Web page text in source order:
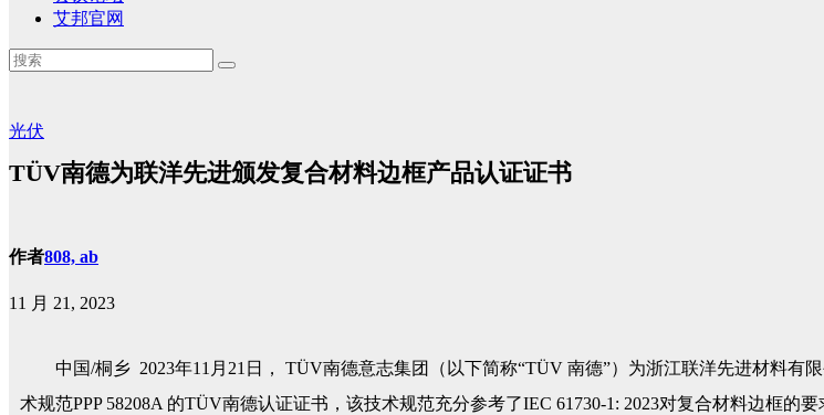
艾邦官网
光伏
TÜV南德为联洋先进颁发复合材料边框产品认证证书
作者808, ab
11 月 21, 2023
中国/桐乡 2023年11月21日， TÜV南德意志集团（以下简称“TÜV 南德”）为浙江联洋先进材料
术规范PPP 58208A 的TÜV南德认证证书，该技术规范充分参考了IEC 61730-1: 2023对复合材料边框